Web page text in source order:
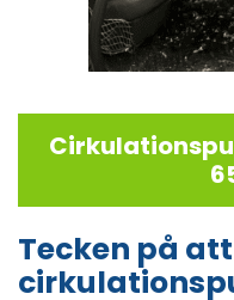
Tecken på att